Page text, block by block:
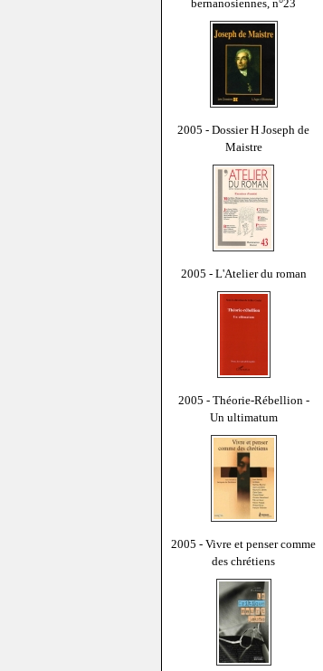
bernanosiennes, n°23
2005 - Dossier H Joseph de
Maistre
2005 - L'Atelier du roman
2005 - Théorie-Rébellion -
Un ultimatum
2005 - Vivre et penser comme
des chrétiens